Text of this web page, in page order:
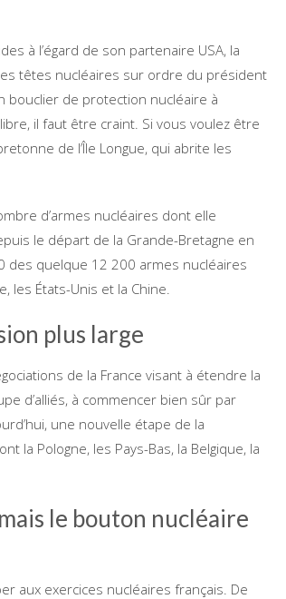
à l’égard de son partenaire USA, la
têtes nucléaires sur ordre du président
bouclier de protection nucléaire à
il faut être craint. Si vous voulez être
de l’Île Longue, qui abrite les
d’armes nucléaires dont elle
le départ de la Grande-Bretagne en
des quelque 12 200 armes nucléaires
les États-Unis et la Chine.
plus large
de la France visant à étendre la
d’alliés, à commencer bien sûr par
une nouvelle étape de la
la Pologne, les Pays-Bas, la Belgique, la
le bouton nucléaire
aux exercices nucléaires français. De